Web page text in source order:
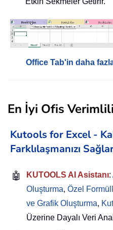
Office Tab'in daha
En İyi Ofis
Kutools for Excel -
Farklılaşmanızı
🤖 KUTOOLS AI Asistanı:
Oluşturma, Özel
ve Grafik Oluşturma,
Üzerine Dayalı Veri